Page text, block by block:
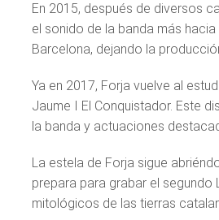
En 2015, después de diversos
el sonido de la banda más
Barcelona, dejando la
Ya en 2017, Forja vuelve al
Jaume I El Conquistador. Este
la banda y actuaciones
La estela de Forja sigue
prepara para grabar el segundo
mitológicos de las tierras